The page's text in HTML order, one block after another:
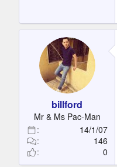
billford
Mr & Ms Pac-Man
14/1/07
146
0